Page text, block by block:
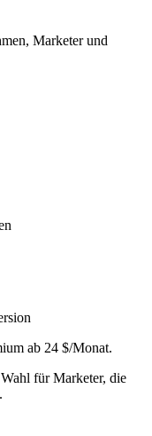
Marketer und
ab 24 $/Monat.
für Marketer, die